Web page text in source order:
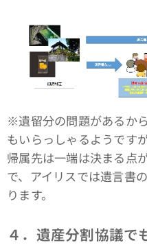
※遺留分の問題があるか
もいらっしゃるようです
帰属先は一端は決まる点
で、アイリスでは遺言書
ります。
４．遺産分割協議で